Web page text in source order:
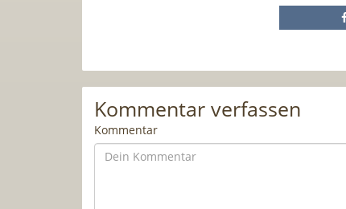
Kommentar verfassen
Kommentar